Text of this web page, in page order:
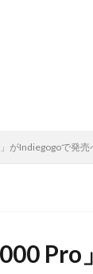
がIndiegogoで発
Pro